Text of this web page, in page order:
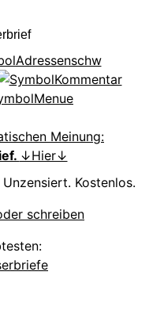
Meinung:
↓Hier↓
Kostenlos.
schreiben